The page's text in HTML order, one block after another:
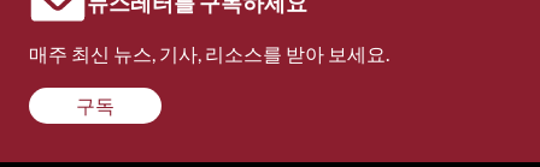
매주 최신 뉴스, 기사, 리소스를 받아 보세요.
구독